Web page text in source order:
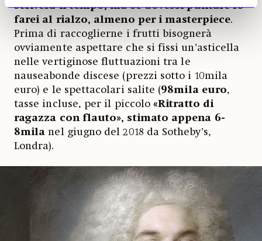
scriverà il tempo, ma se dovessi puntare lo
farei al rialzo, almeno per i masterpiece.
Prima di raccoglierne i frutti bisognerà
ovviamente aspettare che si fissi un’asticella
nelle vertiginose fluttuazioni tra le
nauseabonde discese (prezzi sotto i 10mila
euro) e le spettacolari salite (98mila euro,
tasse incluse, per il piccolo«Ritratto di
ragazza con flauto», stimato appena 6-
8mila nel giugno del 2018 da Sotheby’s,
Londra).